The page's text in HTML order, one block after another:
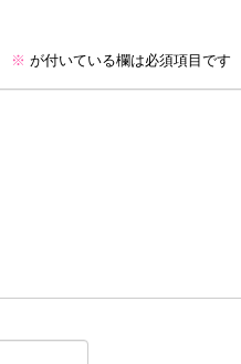
※ が付いている欄は必須項目です